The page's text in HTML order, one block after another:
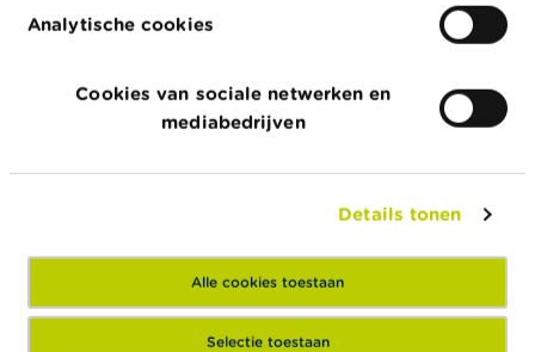
Analytische cookies
Cookies van sociale netwerken en
mediabedrijven
Details tonen
Alle cookies toestaan
Selectie toestaan
Wees alert voor frauduleuze
erg aanlokkelijk rendement? Let op voor
Opgelet voor beleggingsaanbiedingen in
edelmetalen en ecoparkings